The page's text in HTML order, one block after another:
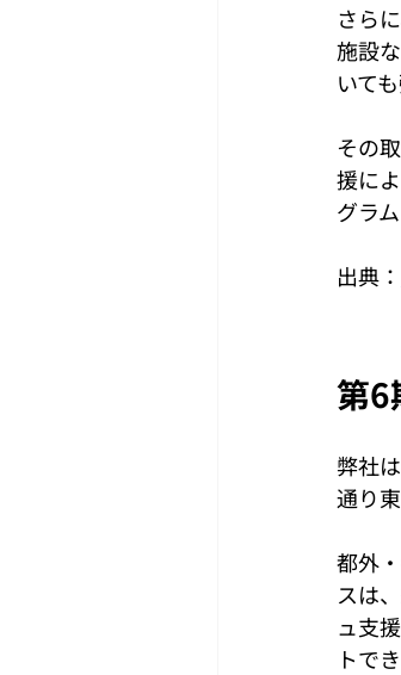
さら
施設
いて
その
援に
グラ
出典：
第6
弊社
通り
都外
スは
ュ支
トで